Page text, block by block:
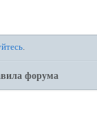
.
форума